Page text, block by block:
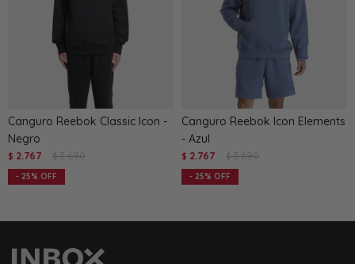
Canguro Reebok Classic Icon -
Negro
$ 2.767 $ 3.690
25
Canguro Reebok Icon Elements
- Azul
$ 2.767 $ 3.690
25